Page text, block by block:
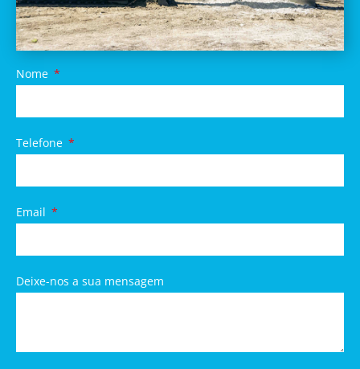
Nome
Telefone
Email
Deixe-nos a sua mensagem